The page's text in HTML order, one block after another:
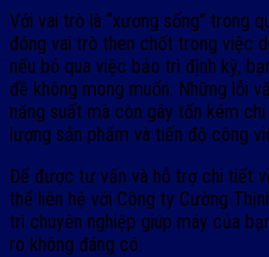
Với vai trò là “xương sống” trong
đóng vai trò then chốt trong việc
nếu bỏ qua việc bảo trì định kỳ,
đề không mong muốn. Những lỗi
năng suất mà còn gây tốn kém
lượng sản phẩm và tiến độ công
Để được tư vấn và hỗ trợ chi tiết
thể liên hệ với Công ty Cường
trì chuyên nghiệp giúp máy của
ro không đáng có.